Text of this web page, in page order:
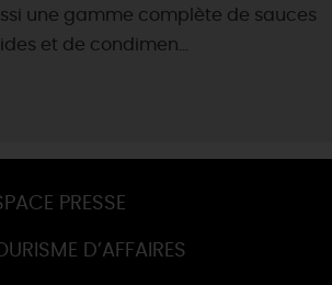
une gamme complète de sauces
et de condimen...
PRESSE
D’AFFAIRES